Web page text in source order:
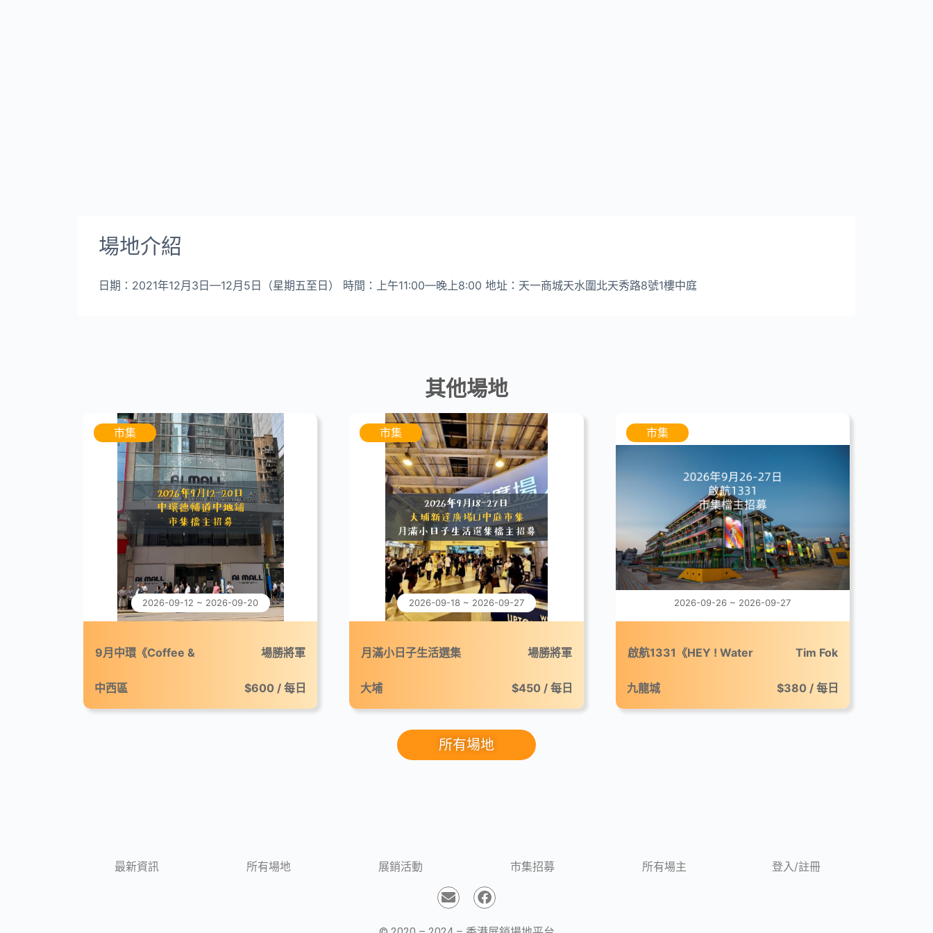
場地介紹
日期：2021年12月3日—12月5日（星期五至日） 時間：上午11:00—晚上8:00 地址：天一商城天水圍北天秀路8號1樓中庭
其他場地
市集
2026-09-12 ~ 2026-09-20
9月中環《Coffee &
場勝將軍
中西區 $600 / 每日
市集
2026-09-18 ~ 2026-09-27
月滿小日子生活選集 場勝將軍
大埔 $450 / 每日
市集
2026-09-26 ~ 2026-09-27
啟航1331《HEY ! Water
Tim Fok
九龍城 $380 / 每日
所有場地
最新資訊 所有場地 展銷活動 市集招募 所有場主 登入/註冊